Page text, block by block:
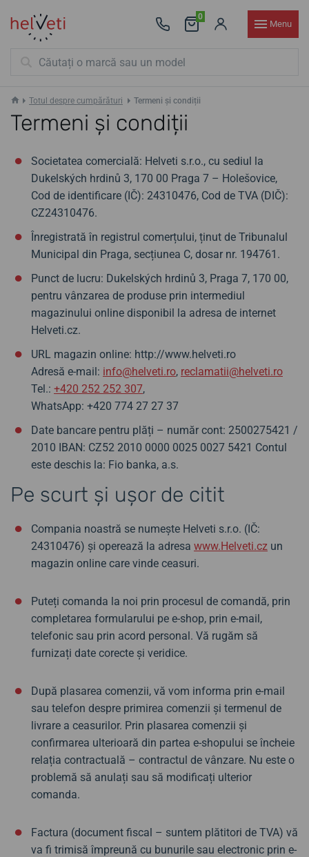
0
Menu
Totul despre cumpărături Termeni și condiții
Termeni și condiții
Societatea comercială: Helveti s.r.o., cu sediul la
Dukelských hrdinů 3, 170 00 Praga 7 – Holešovice,
Cod de identificare (IČ): 24310476, Cod de TVA (DIČ):
CZ24310476.
Înregistrată în registrul comerțului, ținut de Tribunalul
Municipal din Praga, secțiunea C, dosar nr. 194761.
Punct de lucru: Dukelských hrdinů 3, Praga 7, 170 00,
pentru vânzarea de produse prin intermediul
magazinului online disponibil la adresa de internet
Helveti.cz.
URL magazin online: http://www.helveti.ro
Adresă e-mail: info@helveti.ro, reclamatii@helveti.ro
Tel.: +420 252 252 307,
WhatsApp: +420 774 27 27 37
Date bancare pentru plăți – număr cont: 2500275421 /
2010 IBAN: CZ52 2010 0000 0025 0027 5421 Contul
este deschis la: Fio banka, a.s.
Pe scurt și ușor de citit
Compania noastră se numește Helveti s.r.o. (IČ:
24310476) și operează la adresa www.Helveti.cz un
magazin online care vinde ceasuri.
Puteți comanda la noi prin procesul de comandă, prin
completarea formularului pe e-shop, prin e-mail,
telefonic sau prin acord personal. Vă rugăm să
furnizați date corecte și veridice.
După plasarea comenzii, vă vom informa prin e-mail
sau telefon despre primirea comenzii și termenul de
livrare a ceasurilor. Prin plasarea comenzii și
confirmarea ulterioară din partea e-shopului se încheie
relația contractuală – contractul de vânzare. Nu este o
problemă să anulați sau să modificați ulterior
comanda.
Factura (document fiscal – suntem plătitori de TVA) vă
va fi trimisă împreună cu bunurile sau electronic prin e-